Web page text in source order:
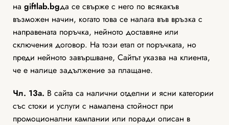
на giftlab.bgда се свърже с него пo всякакъв
възможен начин, когато това се налага във връзка с
направената поръчка, нейното доставяне или
сключения договор. На този етап от поръчката, но
преди нейното завършване, Сайтът указва на клиента,
че е налице задължение за плащане.
Чл. 13а. В сайта са налични отделни и ясни категории
със стоки и услуги с намалена стойност при
промоционални кампании или поради описан в